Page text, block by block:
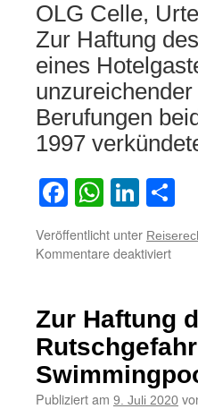
OLG Celle,
Zur Haftung
eines
Berufungen
1997
Facebook
Veröffentlicht unter
Kommentare deaktiviertfür
Zur Haftung
Publiziert am 9. Juli 2020